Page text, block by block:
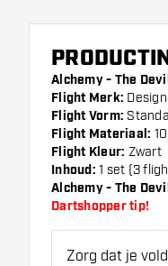
Alchemy - The
Flight Merk:
Flight Vorm:
Flight Materiaal:
Flight Kleur: Zwart
Inhoud: 1 set (3
Alchemy - The
Dartshopper tip!
Zorg dat je